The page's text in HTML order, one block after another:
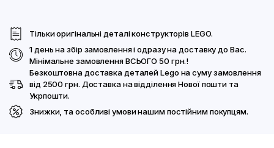
Тільки оригінальні деталі конструкторів LEGO.
1 день на збір замовлення і одразу на доставку до Вас.
Мінімальне замовлення ВСЬОГО 50 грн.!
Безкоштовна доставка деталей Lego на суму замовлення
від 2500 грн. Доставка на відділення Нової пошти та
Укрпошти.
Знижки, та особливі умови нашим постійним покупцям.